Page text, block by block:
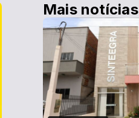
Mais notícias